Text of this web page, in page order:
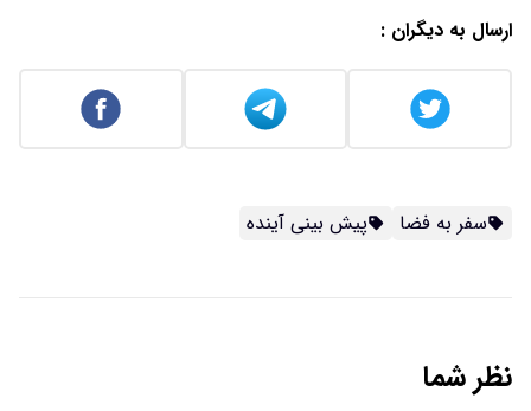
ارسال به دیگران :
سفر به فضا پیش بینی آینده
نظر شما